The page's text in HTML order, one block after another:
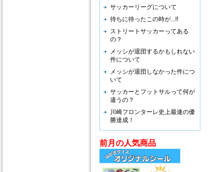
サッカーリーグについて
待ちに待ったこの時が...!!
ストリートサッカーってある
の？
メッシが退団するかもしれない
件について
メッシが退団しなかった件につ
いて
サッカーとフットサルって何が
違うの？
川崎フロンターレ史上最速の優
勝達成！
前月の人気商品